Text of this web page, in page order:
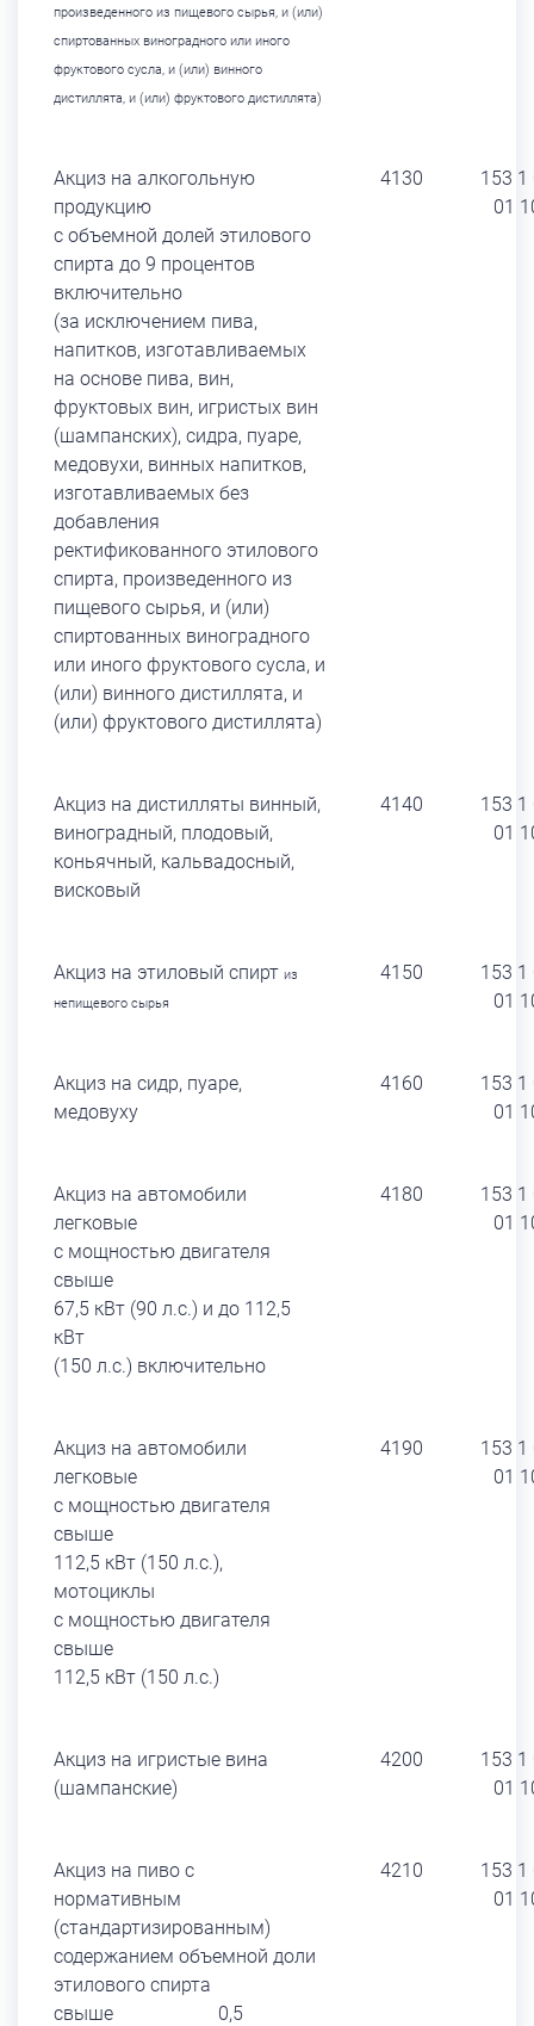
произведенного из пищевого сырья, и (или)
спиртованных виноградного или иного
фруктового сусла, и (или) винного
дистиллята, и (или) фруктового дистиллята)
Акциз на алкогольную
продукцию
с объемной долей этилового
спирта до 9 процентов
включительно
(за исключением пива,
напитков, изготавливаемых
на основе пива, вин,
фруктовых вин, игристых вин
(шампанских), сидра, пуаре,
медовухи, винных напитков,
изготавливаемых без
добавления
ректификованного этилового
спирта, произведенного из
пищевого сырья, и (или)
спиртованных виноградного
или иного фруктового сусла, и
(или) винного дистиллята, и
(или) фруктового дистиллята)
4130
153 1
01
Акциз на дистилляты винный,
виноградный, плодовый,
коньячный, кальвадосный,
висковый
4140
153 1
01
Акциз на этиловый спирт из
непищевого сырья
4150
153 1
01
Акциз на сидр, пуаре,
медовуху
4160
153 1
01
Акциз на автомобили
легковые
с мощностью двигателя
свыше
67,5 кВт (90 л.с.) и до 112,5
кВт
(150 л.с.) включительно
4180
153 1
01
Акциз на автомобили
легковые
с мощностью двигателя
свыше
112,5 кВт (150 л.с.),
мотоциклы
с мощностью двигателя
свыше
112,5 кВт (150 л.с.)
4190
153 1
01
Акциз на игристые вина
(шампанские)
4200
153 1
01
Акциз на пиво с
нормативным
(стандартизированным)
содержанием объемной доли
этилового спирта
свыше 0,5
4210
153 1
01